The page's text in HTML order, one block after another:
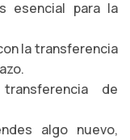
esencial para la
la transferencia
de
algo nuevo,